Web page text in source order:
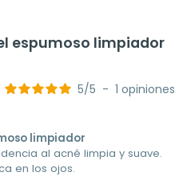
espumoso limpiador
5/5 - 1 opiniones
limpiador
al acné limpia y suave.
en los ojos.